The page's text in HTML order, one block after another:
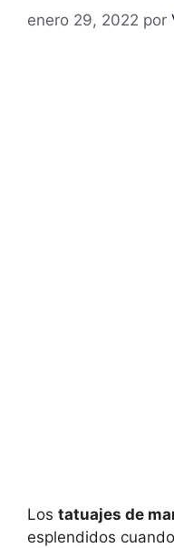
enero 29, 2022 por
Los tatuajes de
esplendidos